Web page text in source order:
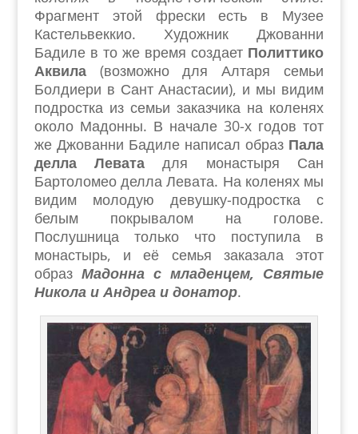
Фрагмент этой фрески есть в Музее
Кастельвеккио. Художник Джованни
Бадиле в то же время создает Политтико
Аквила(возможно для Алтаря семьи
Болдиери в Сант Анастасии), и мы видим
подростка из семьи заказчика на коленях
около Мадонны. В начале 30-х годов тот
же Джованни Бадиле написал образ Пала
делла Левата для монастыря Сан
Бартоломео делла Левата. На коленях мы
видим молодую девушку-подростка с
белым покрывалом на голове.
Послушница только что поступила в
монастырь, и её семья заказала этот
образ Мадонна с младенцем, Святые
Никола и Андреа и донатор.